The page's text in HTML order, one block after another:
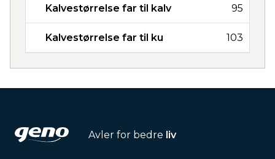
Kalvestørrelse far til kalv 95
Kalvestørrelse far til ku 103
Avler for bedre liv